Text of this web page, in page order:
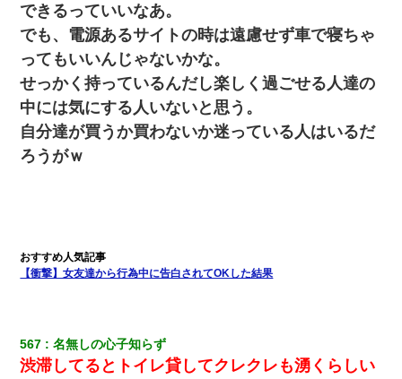
ナンパにほいほい付いていった私、地獄に落ちる
10年ほど前、息子がまだ年中だった時に離婚したんだけど、一昨
年の暮れに突然息子が職場を訪ねてきた。
彼女(美人女医)にネックレスをプレゼント。「こんな安物を渡すく
らいなら、渡さないほうがマシだからね」→ ６０万したと話した
ら・・・
【身体で払わせて】女友達「ごめん、何も言わずにお金貸してく
ださい……」俺「いいよ！いくら？」女友達「10万円ぐら
できるっていいなあ。
でも、電源あるサイトの時は遠慮せず車で寝ちゃ
ってもいいんじゃないかな。
せっかく持っているんだし楽しく過ごせる人達の
中には気にする人いないと思う。
自分達が買うか買わないか迷っている人はいるだ
ろうがｗ
【衝撃】女友達から行為中に告白されてOKした結果
567 名無しの心子知らず
渋滞してるとトイレ貸してクレクレも湧くらしい